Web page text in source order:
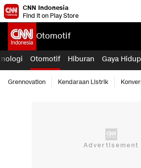
CNN Indonesia
Find it on Play Store
Otomotif
Otomotif Hiburan Gaya Hidup
Grennovation Kendaraan Listrik